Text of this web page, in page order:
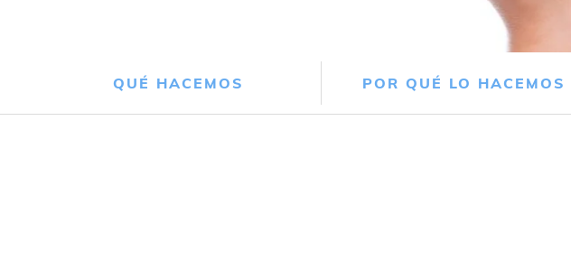
QUÉ HACEMOS POR QUÉ LO HACEMOS